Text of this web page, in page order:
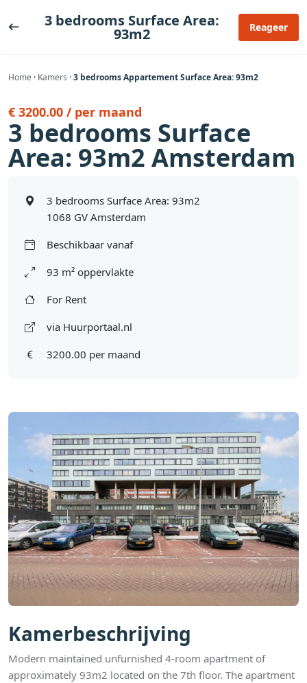
naar
3 bedrooms Surface Area:
93m2 Reageer
Home · Kamers ·3 bedrooms Appartement Surface Area: 93m2
Kamerbeschrijving
Modern maintained unfurnished 4-room apartment of
approximately 93m2 located on the 7th floor. The apartment
€ 3200.00 / per maand
3 bedrooms Surface
Area: 93m2 Amsterdam
3 bedrooms Surface Area: 93m2
1068 GV Amsterdam
Beschikbaar vanaf
93 m² oppervlakte
For Rent
via Huurportaal.nl
3200.00 per maand